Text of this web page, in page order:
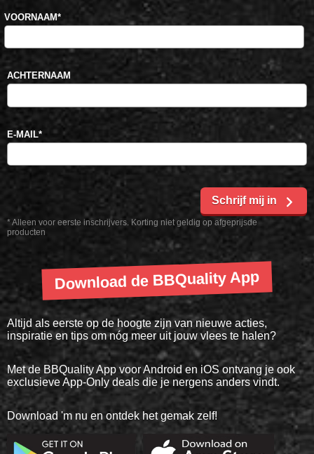
* Alleen voor eerste inschrijvers. Korting niet geldig op afgeprijsde
producten
VOORNAAM*
ACHTERNAAM
E-MAIL*
Schrijf mij in
Download de BBQuality App
Altijd als eerste op de hoogte zijn van nieuwe acties,
inspiratie en tips om nóg meer uit jouw vlees te halen?
Met de BBQuality App voor Android en iOS ontvang je ook
exclusieve App-Only deals die je nergens anders vindt.
Download 'm nu en ontdek het gemak zelf!